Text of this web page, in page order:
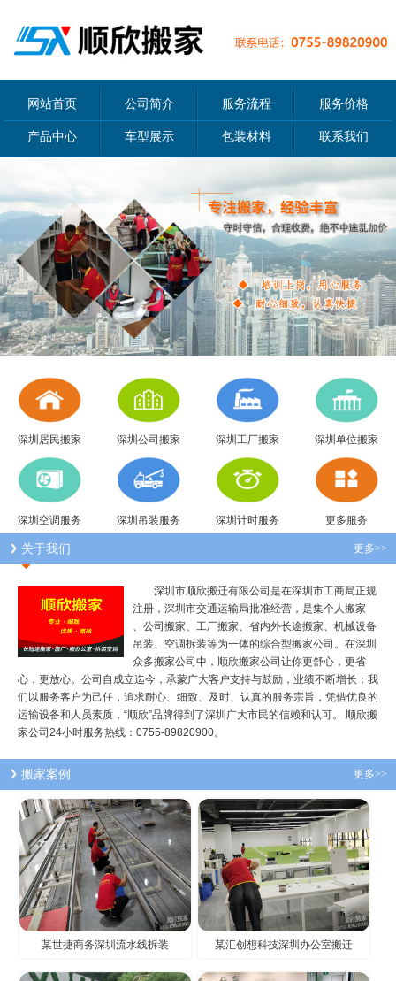
网站首页 公司简介 服务流程 服务价格
产品中心 车型展示 包装材料 联系我们
深圳居民搬家 深圳公司搬家 深圳工厂搬家 深圳单位搬家
深圳空调服务 深圳吊装服务 深圳计时服务 更多服务
更多>>
关于我们
深圳市顺欣搬迁有限公司是在深圳市工商局正规
注册，深圳市交通运输局批准经营，是集个人搬家
、公司搬家、工厂搬家、省内外长途搬家、机械设备
吊装、空调拆装等为一体的综合型搬家公司。在深圳
众多搬家公司中，顺欣搬家公司让你更舒心，更省
心，更放心。公司自成立迄今，承蒙广大客户支持与鼓励，业绩不断增长；我
们以服务客户为己任，追求耐心、细致、及时、认真的服务宗旨，凭借优良的
运输设备和人员素质，“顺欣”品牌得到了深圳广大市民的信赖和认可。 顺欣搬
家公司24小时服务热线：0755-89820900。
更多>>
搬家案例
某世捷商务深圳流水线拆装 某汇创想科技深圳办公室搬迁